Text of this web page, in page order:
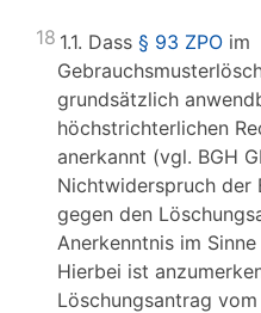
18 1.1. Dass § 93 ZPO im
grundsätzlich
höchstrichterlichen
anerkannt (vgl. BGH
Nichtwiderspruch der
gegen den
Anerkenntnis im
Hierbei ist
Löschungsantrag